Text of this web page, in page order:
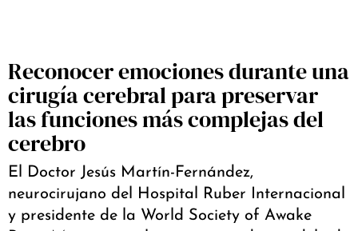
Reconocer emociones durante una
cirugía cerebral para preservar
las funciones más complejas del
cerebro
El Doctor Jesús Martín-Fernández,
neurocirujano del Hospital Ruber Internacional
y presidente de la World Society of Awake